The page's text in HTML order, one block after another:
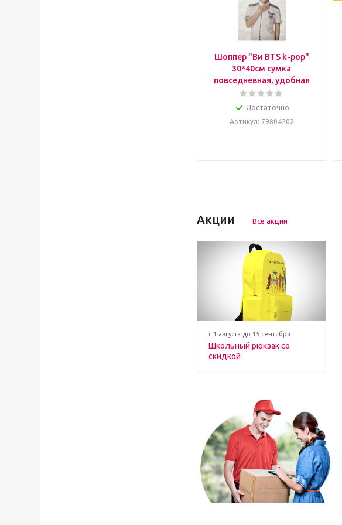
Шоппер "Ви BTS k-pop"
30*40см сумка
повседневная, удобная
Достаточно
Артикул: 79804202
Акции Все акции
с 1 августа до 15 сентября
Школьный рюкзак со
скидкой